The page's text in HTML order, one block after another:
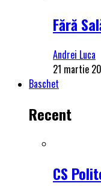
Fără
Andrei Luca
21 martie
Baschet
Recent
CS